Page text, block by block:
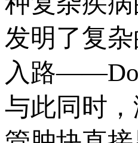
发明了复
入路
与此同时